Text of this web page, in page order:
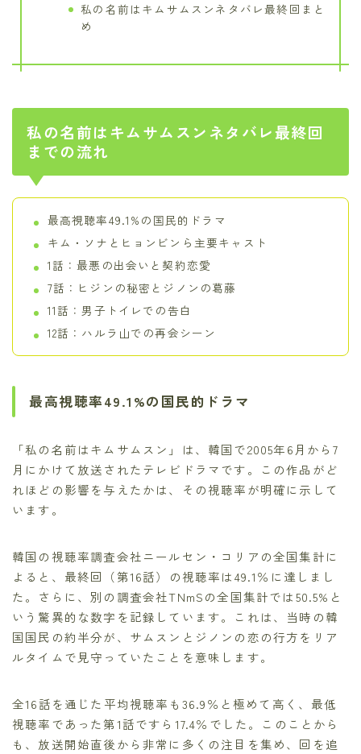
私の名前はキムサムスンネタバレ最終回まと
め
私の名前はキムサムスンネタバレ最終回
までの流れ
最高視聴率49.1%の国民的ドラマ
キム・ソナとヒョンビンら主要キャスト
1話：最悪の出会いと契約恋愛
7話：ヒジンの秘密とジノンの葛藤
11話：男子トイレでの告白
12話：ハルラ山での再会シーン
最高視聴率49.1%の国民的ドラマ
「私の名前はキムサムスン」は、韓国で2005年6月から7
月にかけて放送されたテレビドラマです。この作品がど
れほどの影響を与えたかは、その視聴率が明確に示して
います。
韓国の視聴率調査会社ニールセン・コリアの全国集計に
よると、最終回（第16話）の視聴率は49.1％に達しまし
た。さらに、別の調査会社TNmSの全国集計では50.5%と
いう驚異的な数字を記録しています。これは、当時の韓
国国民の約半分が、サムスンとジノンの恋の行方をリア
ルタイムで見守っていたことを意味します。
全16話を通じた平均視聴率も36.9％と極めて高く、最低
視聴率であった第1話ですら17.4％でした。このことから
も、放送開始直後から非常に多くの注目を集め、回を追